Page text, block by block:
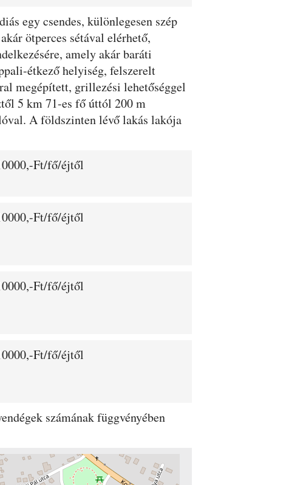
egy csendes, különlegesen szép
ötperces sétával elérhető,
amely akár baráti
étkező helyiség, felszerelt
megépített, grillezési lehetőséggel
5 km 71-es fő úttól 200 m
A földszinten lévő lakás lakója
Ft/fő/éjtől
Ft/fő/éjtől
Ft/fő/éjtől
Ft/fő/éjtől
számának függvényében